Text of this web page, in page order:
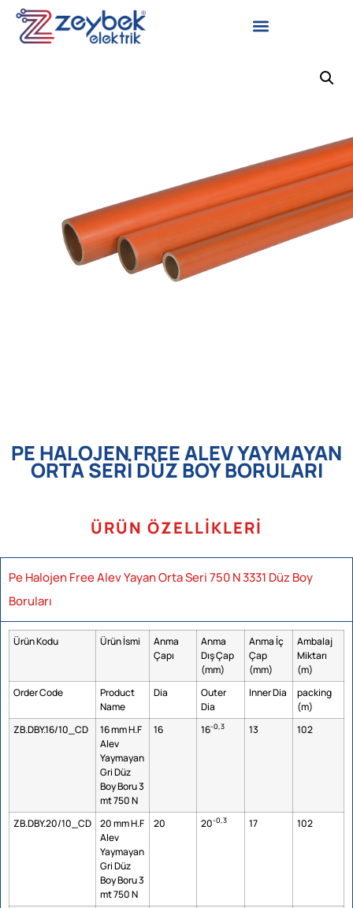
PE HALOJEN FREE ALEV YAYMAYAN
ORTA SERI DÜZ BOY BORULARI
ÜRÜN ÖZELLIKLERI
Pe Halojen Free Alev Yayan Orta Seri 750 N 3331 Düz Boy
Boruları
Ürün Kodu Ürün İsmi
Anma
Çapı
Anma
Dış Çap
(mm)
Anma İç
Çap
(mm)
Ambalaj
Miktarı
(m)
Order Code
Product
Name
Dia
Outer
Dia
Inner Dia
packing
(m)
ZB.DBY.16/10_CD
16 mm H.F
Alev
Yaymayan
Gri Düz
Boy Boru 3
mt 750 N
16 16-0,3 13 102
ZB.DBY.20/10_CD
20 mm H.F
Alev
Yaymayan
Gri Düz
Boy Boru 3
mt 750 N
20 20-0,3 17 102